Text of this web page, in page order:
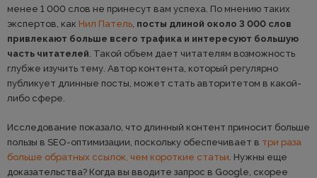
менее 1 000 слов не принесут вам успеха. По мнению таких
экспертов, как Нил Патель посты длиной около 3 000 слов
привлекают больше всего трафика и интересуют большую
часть читателей . Такой объем дает читателям возможность
глубже изучить тему. Автор контента, который регулярно
публикует длинные посты, может стать авторитетом в какой-
либо сфере.
Исследование показало, что длинный контент приносит больше
пользы в SEO-оптимизации, поскольку обеспечивает в три раза
больше обратных ссылок, чем короткие статьи . Нужны еще
доказательства? Когда вы вводите запрос в Google, скорее